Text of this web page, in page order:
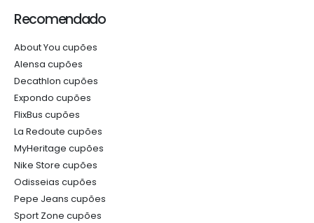
Recomendado
About You cupões
Alensa cupões
Decathlon cupões
Expondo cupões
FlixBus cupões
La Redoute cupões
MyHeritage cupões
Nike Store cupões
Odisseias cupões
Pepe Jeans cupões
Sport Zone cupões